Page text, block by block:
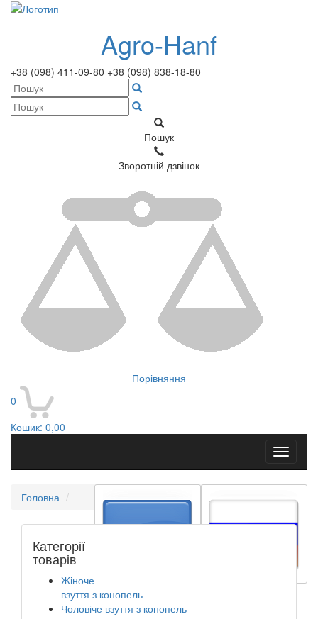
Agro-Hanf
+38 (098) 411-09-80 +38 (098) 838-18-80
Пошук
Зворотній дзвінок
Порівняння
0
Кошик: 0,00
Toggle
Головна
Категорії
товарів
Жіноче
взуття з конопель
Чоловіче взуття з конопель